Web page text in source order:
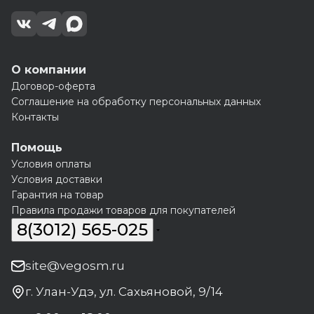
О компании
Договор-оферта
Соглашение на обработку персональных данных
Контакты
Помощь
Условия оплаты
Условия доставки
Гарантия на товар
Правила продажи товаров для покупателей
8(3012) 565-025
site@vegosm.ru
г. Улан-Удэ, ул. Сахьяновой, 9/14